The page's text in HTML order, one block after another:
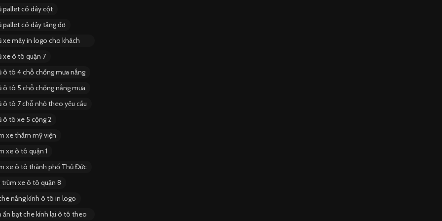
pallet có dây cột
pallet có dây tăng đơ
xe máy in logo cho khách
xe ô tô quận 7
ô tô 4 chỗ chống mưa nắng
ô tô 5 chỗ chống nắng mưa
ô tô 7 chỗ nhỏ theo yêu cầu
ô tô xe 5 cộng 2
xe thẩm mỹ viện
xe ô tô quận 1
xe ô tô thành phố Thủ Đức
trùm xe ô tô quận 8
nắng kính ô tô in logo
ấn bạt che kính lại ô tô theo